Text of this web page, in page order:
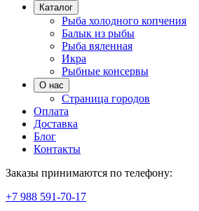
Каталог
Рыба холодного копчения
Балык из рыбы
Рыба вяленная
Икра
Рыбные консервы
О нас
Страница городов
Оплата
Доставка
Блог
Контакты
Заказы принимаются по телефону:
+7 988 591-70-17